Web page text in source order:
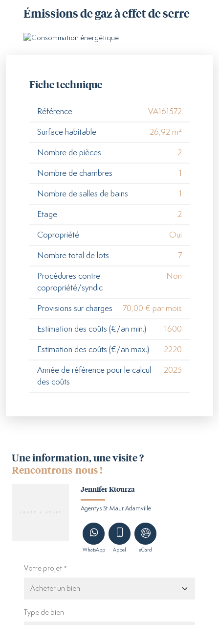
Émissions de gaz à effet de serre
Fiche technique
Référence VA161572
Surface habitable 26,92 m²
Nombre de pièces 2
Nombre de chambres 1
Nombre de salles de bains 1
Etage 2
Copropriété Oui
Nombre total de lots 7
Procédures contre
copropriété/syndic
Non
Provisions sur charges 70,00 € par mois
Estimation des coûts (€/an min.) 1600
Estimation des coûts (€/an max.) 2220
Année de référence pour le calcul
des coûts
2025
Une information, une visite ?
Rencontrons-nous !
Jennifer Ktourza
Agentys St Maur Adamville
WhatsApp Appel eCard
Votre projet
Type de bien